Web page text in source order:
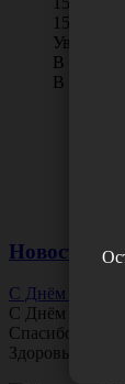
153.7
В
В
Новости
С Днём
С Днём
Спасибо за
Здоровья вам